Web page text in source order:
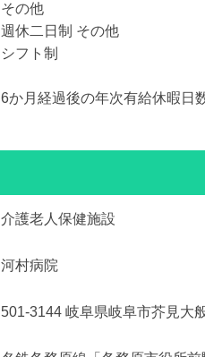
その他
週休二日制 その他
シフト制
6か月経過後の年次有給休暇日
介護老人保健施設
河村病院
501-3144 岐阜県岐阜市芥見大